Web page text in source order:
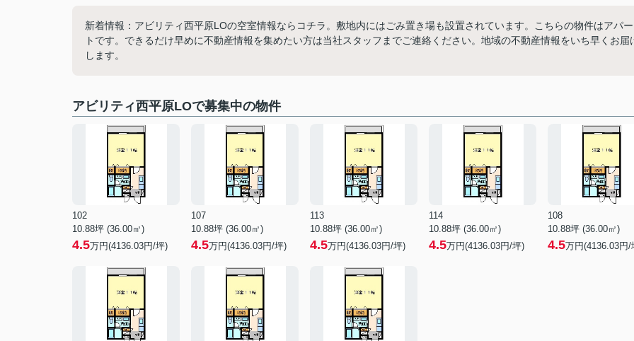
新着情報：アビリティ西平原LOの空室情報ならコチラ。敷地内にはごみ置き場も設置されています。こちらの物件はアパー
トです。できるだけ早めに不動産情報を集めたい方は当社スタッフまでご連絡ください。地域の不動産情報をいち早くお届
します。
アビリティ西平原LOで募集中の物件
102
10.88坪 (36.00㎡)
4.5万円(4136.03円/坪)
107
10.88坪 (36.00㎡)
4.5万円(4136.03円/坪)
113
10.88坪 (36.00㎡)
4.5万円(4136.03円/坪)
114
10.88坪 (36.00㎡)
4.5万円(4136.03円/坪)
108
10.88坪 (36.00㎡)
4.5万円(4136.03円/